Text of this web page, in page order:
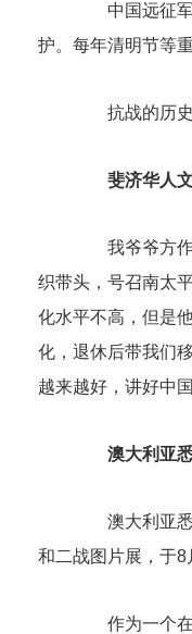
中国远征军
护。每年清明节等
抗战的历史
斐济华人
我爷爷方作
织带头，号召南太
化水平不高，但是
化，退休后带我们
越来越好，讲好中
澳大利亚
澳大利亚悉
和二战图片展，于8
作为一个在